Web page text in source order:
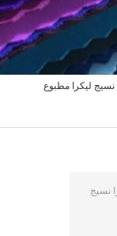
نسيج ليكرا مطبوع